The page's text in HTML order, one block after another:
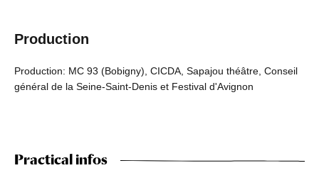
Production
Production: MC 93 (Bobigny), CICDA, Sapajou théâtre, Conseil
général de la Seine-Saint-Denis et Festival d'Avignon
Practical infos